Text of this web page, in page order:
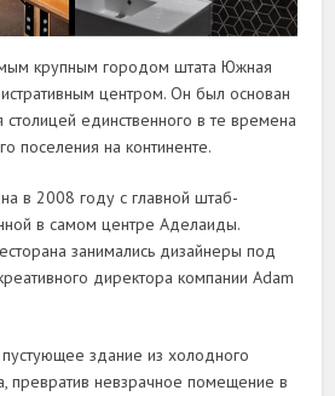
крупным городом штата Южная
центром. Он был основан
столицей единственного в те времена
поселения на континенте.
в 2008 году с главной штаб-
в самом центре Аделаиды.
занимались дизайнеры под
директора компании Adam
здание из холодного
превратив невзрачное помещение в